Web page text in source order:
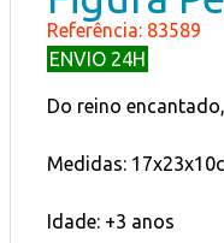
Referência: 83589
ENVIO 24H
Do reino
Medidas:
Idade: +3 anos